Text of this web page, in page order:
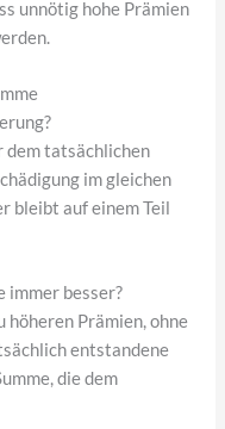
unnötig hohe Prämien
dem tatsächlichen
im gleichen
bleibt auf einem Teil
immer besser?
höheren Prämien, ohne
entstandene
die dem